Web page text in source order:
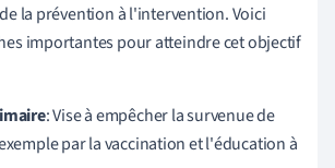
la prévention à l'intervention. Voici
importantes pour atteindre cet objectif
: Vise à empêcher la survenue de
par la vaccination et l'éducation à